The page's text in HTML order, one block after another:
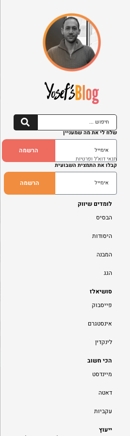
שלח לי את מה שמעניין
הרשמה
תנאי דוא"ל ופרטיות
קבלו את התמצית השבועית
הרשמה
לומדים שיווק
הבסיס
היסודות
המבנה
הגג
סושיאלז
פייסבוק
אינסטגרם
לינקדין
הכי חשוב
מיינדסט
דאטה
עקביות
ייעוץ